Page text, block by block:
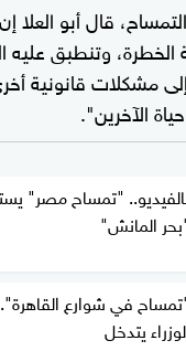
قال أبو العلا
الخطرة، وتنطبق عليه
مشكلات قانونية
الآخرين".
"تمساح مصر"
المانش"
في شوارع
يتدخل